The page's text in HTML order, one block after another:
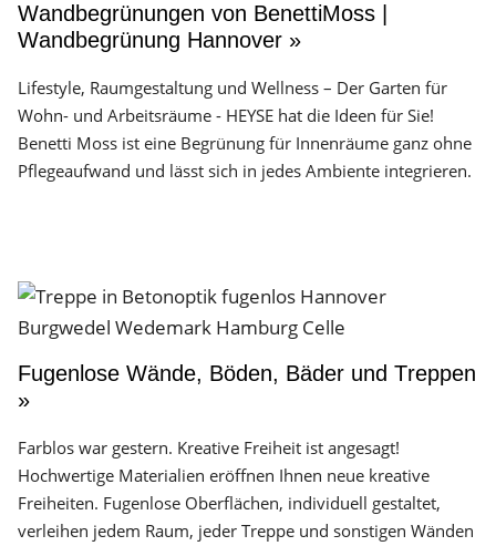
Wandbegrünungen von BenettiMoss |
Wandbegrünung Hannover »
Lifestyle, Raumgestaltung und Wellness – Der Garten für
Wohn- und Arbeitsräume - HEYSE hat die Ideen für Sie!
Benetti Moss ist eine Begrünung für Innenräume ganz ohne
Pflegeaufwand und lässt sich in jedes Ambiente integrieren.
Fugenlose Wände, Böden, Bäder und Treppen
»
Farblos war gestern. Kreative Freiheit ist angesagt!
Hochwertige Materialien eröffnen Ihnen neue kreative
Freiheiten. Fugenlose Oberflächen, individuell gestaltet,
verleihen jedem Raum, jeder Treppe und sonstigen Wänden